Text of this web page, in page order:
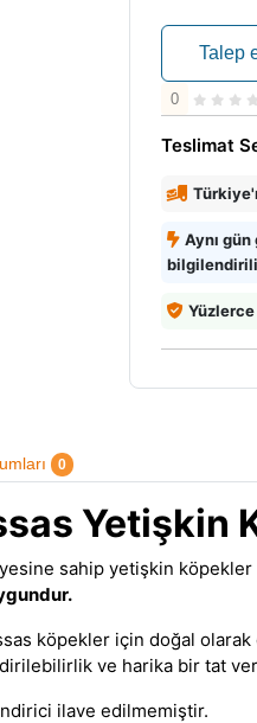
Talep
0
Teslimat
Aynı
0
Yetişkin
sahip yetişkin
köpekler için doğal olarak
ve harika bir tat
ilave edilmemiştir.